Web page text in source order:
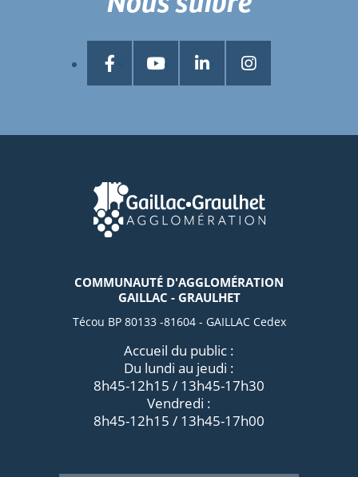
COMMUNAUTÉ D'AGGLOMÉRATION
GAILLAC - GRAULHET
Técou BP 80133 -81604 - GAILLAC Cedex
Accueil du public :
Du lundi au jeudi :
8h45-12h15 / 13h45-17h30
Vendredi :
8h45-12h15 / 13h45-17h00